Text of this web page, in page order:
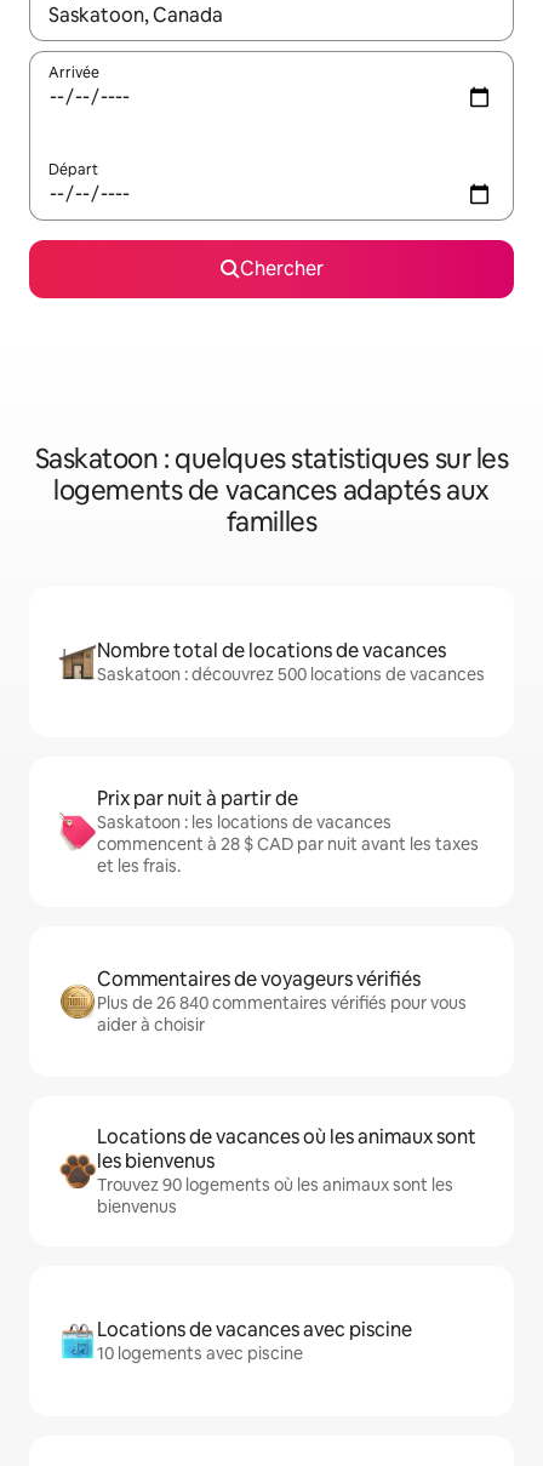
Quand les résultats sont affichés, parcourez-les en utilisant
Arrivée
Départ
Chercher
Saskatoon : quelques statistiques sur les
logements de vacances adaptés aux
familles
Nombre total de locations de vacances
Saskatoon : découvrez 500 locations de vacances
Prix par nuit à partir de
Saskatoon : les locations de vacances
commencent à 28 $ CAD par nuit avant les taxes
et les frais.
Commentaires de voyageurs vérifiés
Plus de 26 840 commentaires vérifiés pour vous
aider à choisir
Locations de vacances où les animaux sont
les bienvenus
Trouvez 90 logements où les animaux sont les
bienvenus
Locations de vacances avec piscine
10 logements avec piscine